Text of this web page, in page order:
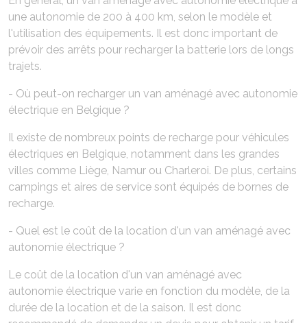
une autonomie de 200 à 400 km, selon le modèle et
l'utilisation des équipements. Il est donc important de
prévoir des arrêts pour recharger la batterie lors de longs
trajets.
- Où peut-on recharger un van aménagé avec autonomie
électrique en Belgique ?
Il existe de nombreux points de recharge pour véhicules
électriques en Belgique, notamment dans les grandes
villes comme Liège, Namur ou Charleroi. De plus, certains
campings et aires de service sont équipés de bornes de
recharge.
- Quel est le coût de la location d'un van aménagé avec
autonomie électrique ?
Le coût de la location d'un van aménagé avec
autonomie électrique varie en fonction du modèle, de la
durée de la location et de la saison. Il est donc